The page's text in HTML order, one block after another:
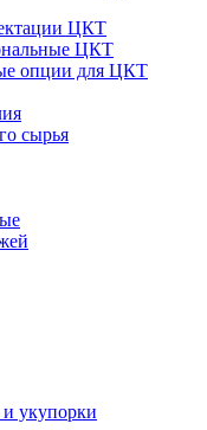
ЦКТ
ЦКТ
опции для ЦКТ
сырья
и укупорки